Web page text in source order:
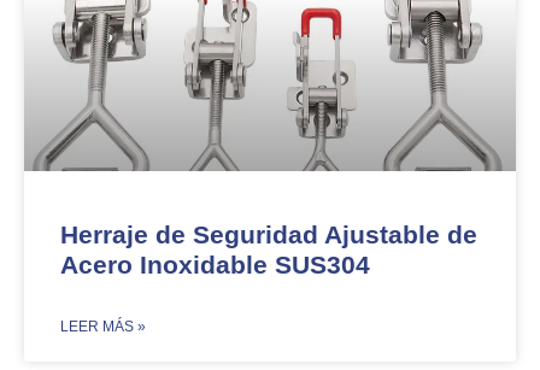
Herraje de Seguridad Ajustable de
Acero Inoxidable SUS304​​
​LEER MÁS »